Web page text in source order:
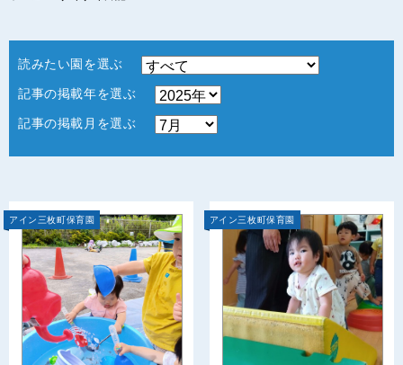
読みたい園を選ぶ
記事の掲載年を選ぶ
記事の掲載月を選ぶ
アイン三枚町保育園 アイン三枚町保育園